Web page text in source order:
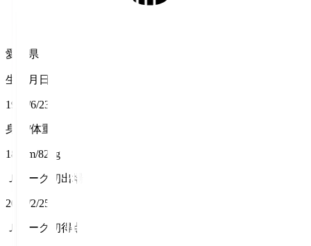
愛知県
生年月日
1998/6/23
身長/体重
182cm/82kg
Ｊリーグ初出場
2018/2/25
Ｊリーグ初得点